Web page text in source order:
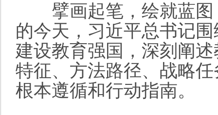
擘画起笔，绘就蓝图
的今天，习近平总书记
建设教育强国，深刻阐
特征、方法路径、战略
根本遵循和行动指南。